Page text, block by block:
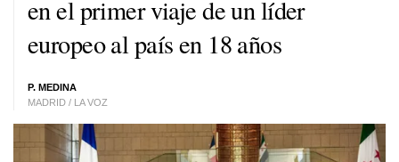
en el primer viaje de un líder
europeo al país en 18 años
P. MEDINA
MADRID / LA VOZ